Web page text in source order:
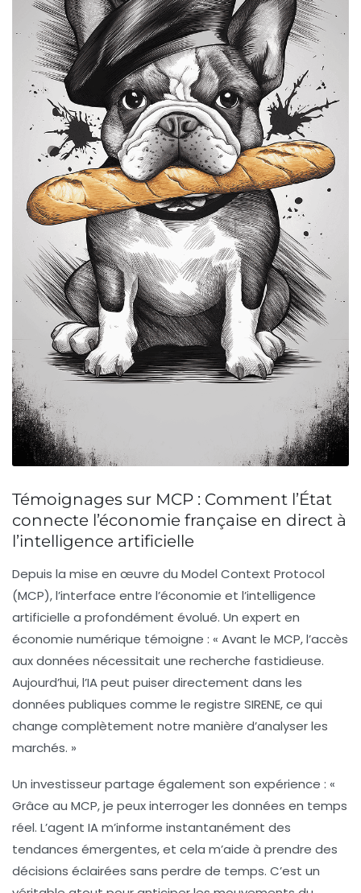
Témoignages sur MCP : Comment l’État
connecte l’économie française en direct à
l’intelligence artificielle
Depuis la mise en œuvre du Model Context Protocol
(MCP), l’interface entre l’économie et l’intelligence
artificielle a profondément évolué. Un expert en
économie numérique témoigne : « Avant le MCP, l’accès
aux données nécessitait une recherche fastidieuse.
Aujourd’hui, l’IA peut puiser directement dans les
données publiques comme le registre SIRENE, ce qui
change complètement notre manière d’analyser les
marchés. »
Un investisseur partage également son expérience : «
Grâce au MCP, je peux interroger les données en temps
réel. L’agent IA m’informe instantanément des
tendances émergentes, et cela m’aide à prendre des
décisions éclairées sans perdre de temps. C’est un